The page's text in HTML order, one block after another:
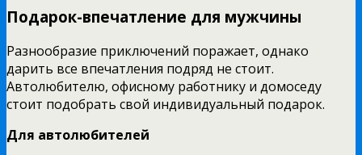
Подарок-впечатление для мужчины
Разнообразие приключений поражает, однако
дарить все впечатления подряд не стоит.
Автолюбителю, офисному работнику и домоседу
стоит подобрать свой индивидуальный подарок.
Для автолюбителей